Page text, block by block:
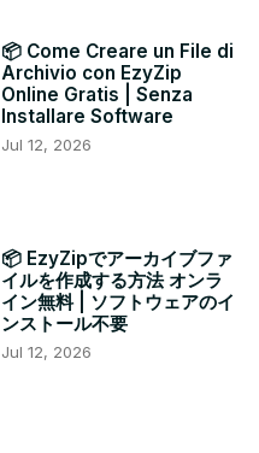
📦 Come Creare un File di
Archivio con EzyZip
Online Gratis | Senza
Installare Software
Jul 12, 2026
📦 EzyZipでアーカイブファ
イルを作成する方法 オンラ
イン無料 | ソフトウェアのイ
ンストール不要
Jul 12, 2026